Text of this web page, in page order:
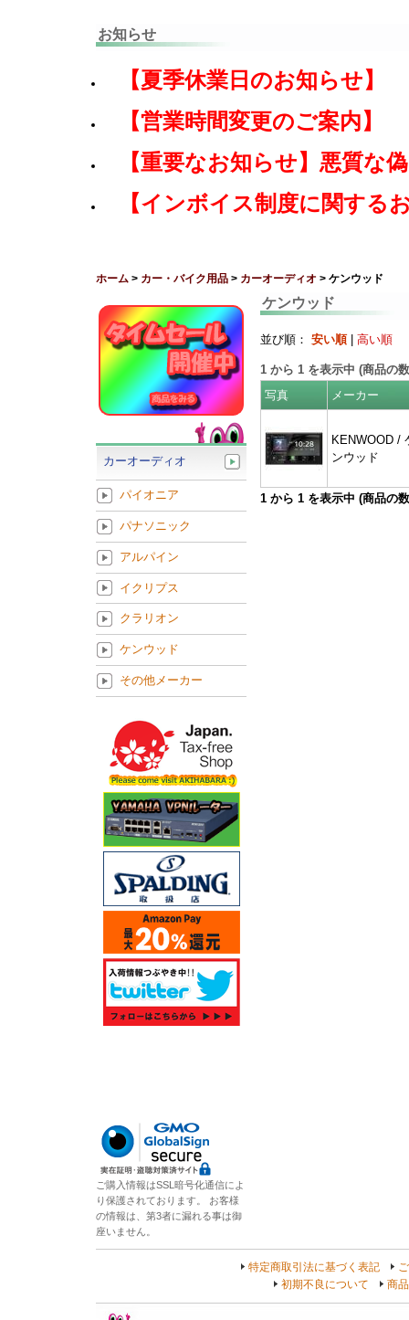
お知らせ
【夏季休業日のお知らせ】
【営業時間変更のご案内】
【重要なお知らせ】悪質な
【インボイス制度に関する
ホーム > カー・バイク用品 > カーオーディオ > ケンウッド
ケンウッド
並び順： 安い順| 高い順
1 から 1 を表示中 (商品の
写真
メーカー
KENWOOD /
ンウッド
1 から 1 を表示中 (商品の
カーオーディオ
パイオニア
パナソニック
アルパイン
イクリプス
クラリオン
ケンウッド
その他メーカー
ご購入情報はSSL暗号化通信によ
り保護されております。 お客様
の情報は、第3者に漏れる事は御
座いません。
特定商取引法に基づく表記
初期不良について
商